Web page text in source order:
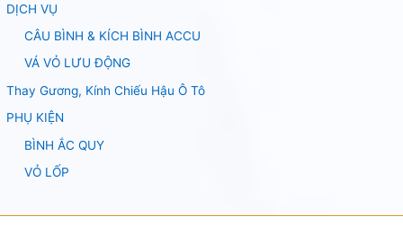
DỊCH VỤ
CÂU BÌNH & KÍCH BÌNH ACCU
VÁ VỎ LƯU ĐỘNG
Thay Gương, Kính Chiếu Hậu Ô Tô
PHỤ KIỆN
BÌNH ẮC QUY
VỎ LỐP